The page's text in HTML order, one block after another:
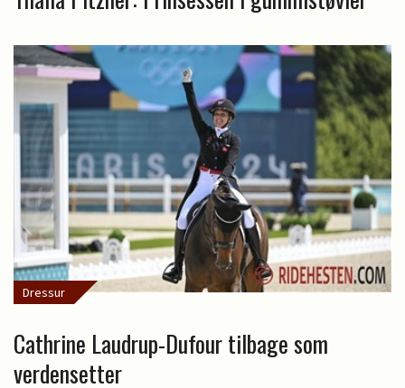
Dressur
Cathrine Laudrup-Dufour tilbage som
verdensetter